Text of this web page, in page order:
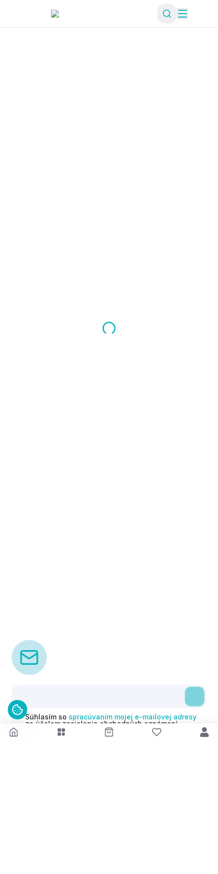
Súhlasím so spracúvaním mojej e-mailovej adresy
za účelom zasielania obchodných oznámení
(newsletterov) v súlade s čl. 6 ods. 1 písm. a)
Nariadenia GDPR. Svoj súhlas môžem kedykoľvek